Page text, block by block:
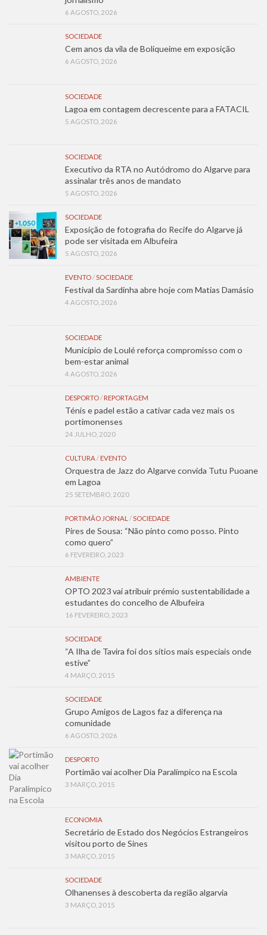
6 AGOSTO, 2026
SOCIEDADE
Cem anos da vila de Boliqueime em exposição
6 AGOSTO, 2026
SOCIEDADE
Lagoa em contagem decrescente para a FATACIL
5 AGOSTO, 2026
SOCIEDADE
Executivo da RTA no Autódromo do Algarve para
assinalar três anos de mandato
5 AGOSTO, 2026
SOCIEDADE
Exposição de fotografia do Recife do Algarve já
pode ser visitada em Albufeira
5 AGOSTO, 2026
EVENTO/SOCIEDADE
Festival da Sardinha abre hoje com Matias Damásio
4 AGOSTO, 2026
SOCIEDADE
Município de Loulé reforça compromisso com o
bem-estar animal
4 AGOSTO, 2026
DESPORTO/ REPORTAGEM
Ténis e padel estão a cativar cada vez mais os
portimonenses
24 JULHO, 2020
CULTURA/ EVENTO
Orquestra de Jazz do Algarve convida Tutu Puoane
em Lagoa
25 SETEMBRO, 2020
PORTIMÃO JORNAL /SOCIEDADE
Pires de Sousa: “Não pinto como posso. Pinto
como quero”
6 FEVEREIRO, 2023
AMBIENTE
OPTO 2023 vai atribuir prémio sustentabilidade a
estudantes do concelho de Albufeira
16 FEVEREIRO, 2023
SOCIEDADE
“A Ilha de Tavira foi dos sítios mais especiais onde
estive”
4 MARÇO, 2015
SOCIEDADE
Grupo Amigos de Lagos faz a diferença na
comunidade
6 AGOSTO, 2026
DESPORTO
Portimão vai acolher Dia Paralímpico na Escola
3 MARÇO, 2015
ECONOMIA
Secretário de Estado dos Negócios Estrangeiros
visitou porto de Sines
3 MARÇO, 2015
SOCIEDADE
Olhanenses à descoberta da região algarvia
3 MARÇO, 2015